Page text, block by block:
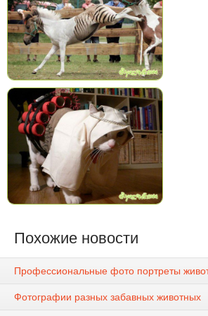
Похожие новости
Профессиональные фото портреты
Фотографии разных забавных животных